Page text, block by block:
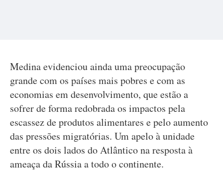
Medina evidenciou ainda uma preocupação
grande com os países mais pobres e com as
economias em desenvolvimento, que estão a
sofrer de forma redobrada os impactos pela
escassez de produtos alimentares e pelo aumento
das pressões migratórias. Um apelo à unidade
entre os dois lados do Atlântico na resposta à
ameaça da Rússia a todo o continente.